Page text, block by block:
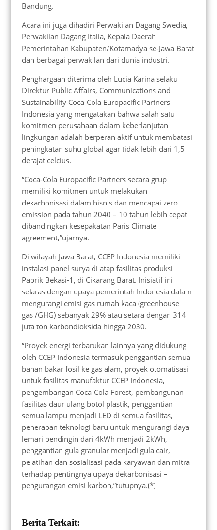
Bandung.
Acara ini juga dihadiri Perwakilan Dagang Swedia,
Perwakilan Dagang Italia, Kepala Daerah
Pemerintahan Kabupaten/Kotamadya se-Jawa Barat
dan berbagai perwakilan dari dunia industri.
Penghargaan diterima oleh Lucia Karina selaku
Direktur Public Affairs, Communications and
Sustainability Coca-Cola Europacific Partners
Indonesia yang mengatakan bahwa salah satu
komitmen perusahaan dalam keberlanjutan
lingkungan adalah berperan aktif untuk membatasi
peningkatan suhu global agar tidak lebih dari 1,5
derajat celcius.
“Coca-Cola Europacific Partners secara grup
memiliki komitmen untuk melakukan
dekarbonisasi dalam bisnis dan mencapai zero
emission pada tahun 2040 – 10 tahun lebih cepat
dibandingkan kesepakatan Paris Climate
agreement,”ujarnya.
Di wilayah Jawa Barat, CCEP Indonesia memiliki
instalasi panel surya di atap fasilitas produksi
Pabrik Bekasi-1, di Cikarang Barat. Inisiatif ini
selaras dengan upaya pemerintah Indonesia dalam
mengurangi emisi gas rumah kaca (greenhouse
gas /GHG) sebanyak 29% atau setara dengan 314
juta ton karbondioksida hingga 2030.
“Proyek energi terbarukan lainnya yang didukung
oleh CCEP Indonesia termasuk penggantian semua
bahan bakar fosil ke gas alam, proyek otomatisasi
untuk fasilitas manufaktur CCEP Indonesia,
pengembangan Coca-Cola Forest, pembangunan
fasilitas daur ulang botol plastik, penggantian
semua lampu menjadi LED di semua fasilitas,
penerapan teknologi baru untuk mengurangi daya
lemari pendingin dari 4kWh menjadi 2kWh,
penggantian gula granular menjadi gula cair,
pelatihan dan sosialisasi pada karyawan dan mitra
terhadap pentingnya upaya dekarbonisasi –
pengurangan emisi karbon,”tutupnya.(*)
Berita Terkait: